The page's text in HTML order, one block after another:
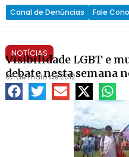
Canal de Denúncias Fale
NOTÍCIAS
Visibilidade LGBT e
debate nesta semana
07 de maio de 2012